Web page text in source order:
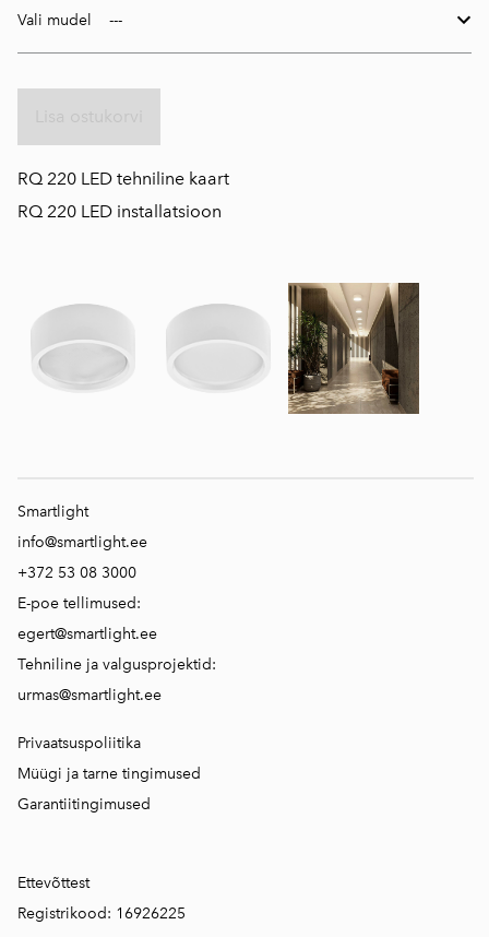
Vali mudel
RQ220 LED tehniline kaart
RQ 220 LED installatsioon
Smartlight
info@smartlight.ee
+372 53 08 3000
E-poe tellimused:
egert@smartlight.ee
Tehniline ja valgusprojektid:
urmas@smartlight.ee
Privaatsuspoliitika
Müügi ja tarne tingimused
Garantiitingimused
Ettevõttest
Registrikood: 16926225